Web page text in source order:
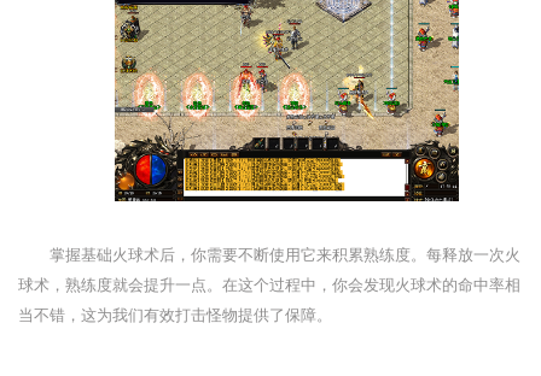
掌握基础火球术后，你需要不断使用它来积累熟练度。每释放一次火
球术，熟练度就会提升一点。在这个过程中，你会发现火球术的命中率相
当不错，这为我们有效打击怪物提供了保障。